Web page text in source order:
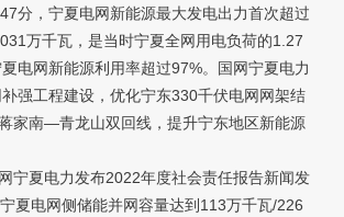
，宁夏电网新能源最大发电出力首次超过
万千瓦，是当时宁夏全网用电负荷的1.27
电网新能源利用率超过97%。国网宁夏电力
强工程建设，优化宁东330千伏电网网架结
家南—青龙山双回线，提升宁东地区新能源
夏电力发布2022年度社会责任报告新闻发
夏电网侧储能并网容量达到113万千瓦/226